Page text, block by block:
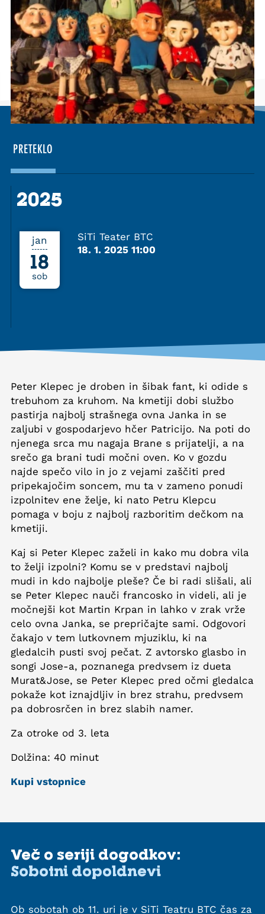
PRETEKLO
2025
2025
jan
18
sob
SiTi Teater BTC
18. 1. 2025 11:00
Peter Klepec je droben in šibak fant, ki odide s
trebuhom za kruhom. Na kmetiji dobi službo
pastirja najbolj strašnega ovna Janka in se
zaljubi v gospodarjevo hčer Patricijo. Na poti do
njenega srca mu nagaja Brane s prijatelji, a na
srečo ga brani tudi močni oven. Ko v gozdu
najde spečo vilo in jo z vejami zaščiti pred
pripekajočim soncem, mu ta v zameno ponudi
izpolnitev ene želje, ki nato Petru Klepcu
pomaga v boju z najbolj razboritim dečkom na
kmetiji.
Kaj si Peter Klepec zaželi in kako mu dobra vila
to želji izpolni? Komu se v predstavi najbolj
mudi in kdo najbolje pleše? Če bi radi slišali, ali
se Peter Klepec nauči francosko in videli, ali je
močnejši kot Martin Krpan in lahko v zrak vrže
celo ovna Janka, se prepričajte sami. Odgovori
čakajo v tem lutkovnem mjuziklu, ki na
gledalcih pusti svoj pečat. Z avtorsko glasbo in
songi Jose-a, poznanega predvsem iz dueta
Murat&Jose, se Peter Klepec pred očmi gledalca
pokaže kot iznajdljiv in brez strahu, predvsem
pa dobrosrčen in brez slabih namer.
Za otroke od 3. leta
Dolžina: 40 minut
Kupi vstopnice
Več o seriji dogodkov:
Sobotni dopoldnevi
Ob sobotah ob 11. uri je v SiTi Teatru BTC čas za